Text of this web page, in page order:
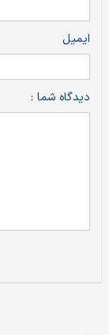
ایمیل
دیدگاه شما :